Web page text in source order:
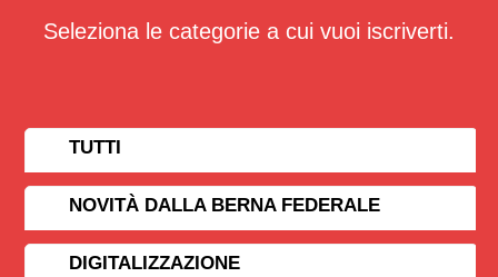
Seleziona le categorie a cui vuoi iscriverti.
TUTTI
NOVITÀ DALLA BERNA FEDERALE
DIGITALIZZAZIONE